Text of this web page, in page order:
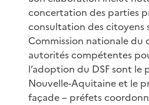
concertation des parties
consultation des citoyens
Commission nationale du
autorités compétentes
l’adoption du DSF sont le
Nouvelle-Aquitaine et le
façade – préfets